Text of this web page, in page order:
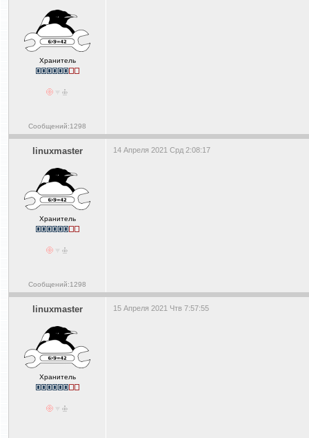
Хранитель
Сообщений:1298
linuxmaster
Хранитель
Сообщений:1298
14 Апреля 2021 Срд 2:08:17
linuxmaster
Хранитель
15 Апреля 2021 Чтв 7:57:55